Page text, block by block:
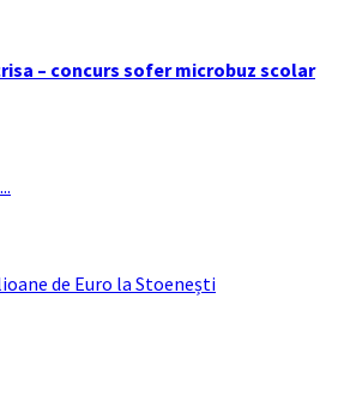
– concurs sofer microbuz scolar
de Euro la Stoenești